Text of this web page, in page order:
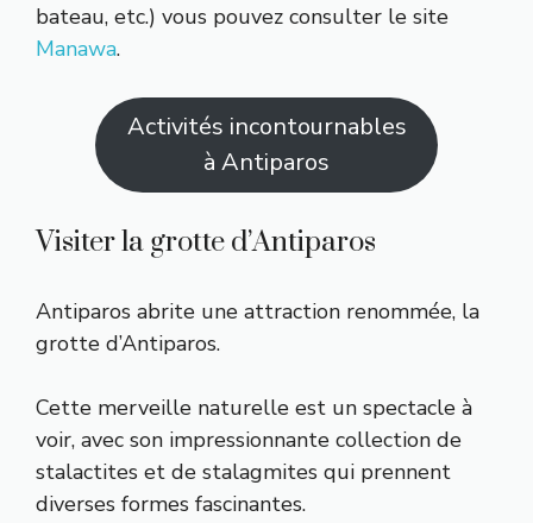
bateau, etc.) vous pouvez consulter le site
Manawa.
Activités incontournables
à Antiparos
Visiter la grotte d’Antiparos
Antiparos abrite une attraction renommée, la
grotte d’Antiparos.
Cette merveille naturelle est un spectacle à
voir, avec son impressionnante collection de
stalactites et de stalagmites qui prennent
diverses formes fascinantes.